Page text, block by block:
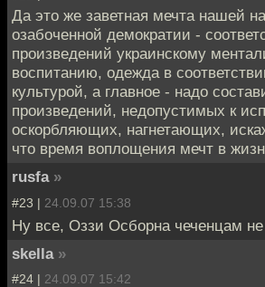
Да это же заветная мечта нашей
озабоченной демократии -
произведений украинскому
воспитанию, одежда в
культурой, а главное - надо
произведений, недопустимых к
оскорбляющих, нагнетающих,
что время воплощения мечт в
rusfa »
#23 | 24.09.07 15:38
Ну все, Оззи Осборна чеченцам
skella »
#24 | 24.09.07 15:42